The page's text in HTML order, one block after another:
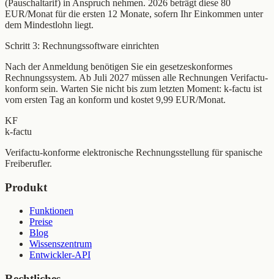
(Pauschaltarif) in Anspruch nehmen. 2026 beträgt diese 80
EUR/Monat für die ersten 12 Monate, sofern Ihr Einkommen unter
dem Mindestlohn liegt.
Schritt 3: Rechnungssoftware einrichten
Nach der Anmeldung benötigen Sie ein gesetzeskonformes
Rechnungssystem. Ab Juli 2027 müssen alle Rechnungen Verifactu-
konform sein. Warten Sie nicht bis zum letzten Moment: k-factu ist
vom ersten Tag an konform und kostet 9,99 EUR/Monat.
KF
k-factu
Verifactu-konforme elektronische Rechnungsstellung für spanische
Freiberufler.
Produkt
Funktionen
Preise
Blog
Wissenszentrum
Entwickler-API